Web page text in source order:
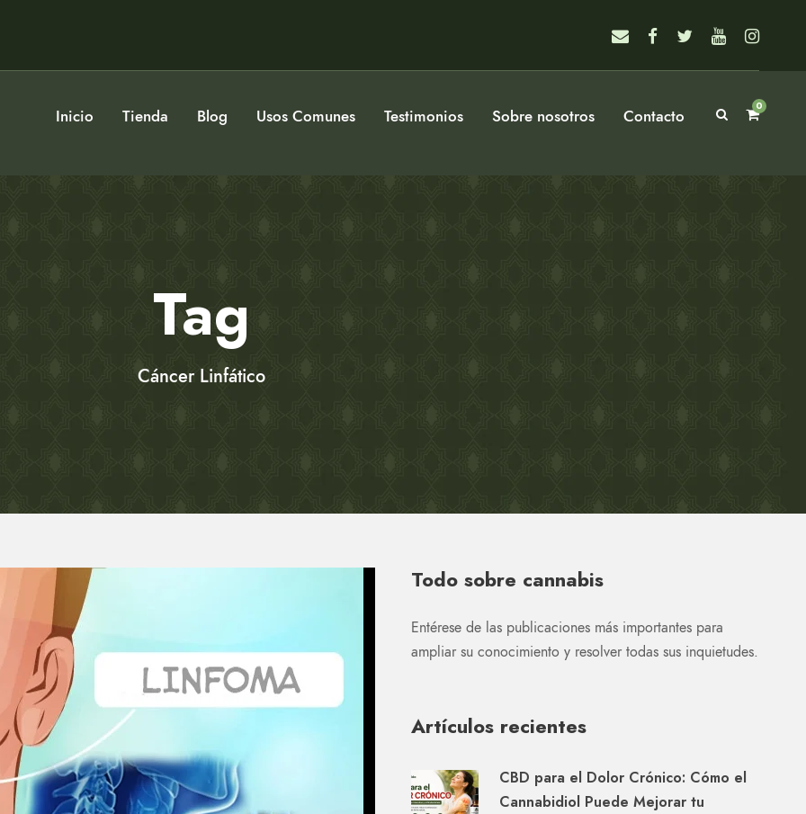
Inicio Tienda Blog Usos Comunes Testimonios Sobre nosotros Contacto 0
Tag
Cáncer Linfático
Todo sobre cannabis
Entérese de las publicaciones más importantes para
ampliar su conocimiento y resolver todas sus inquietudes.
Artículos recientes
CBD para el Dolor Crónico: Cómo el
Cannabidiol Puede Mejorar tu